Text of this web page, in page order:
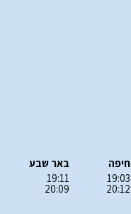
חיפה
19:03
20:12
באר שבע
19:11
20:09